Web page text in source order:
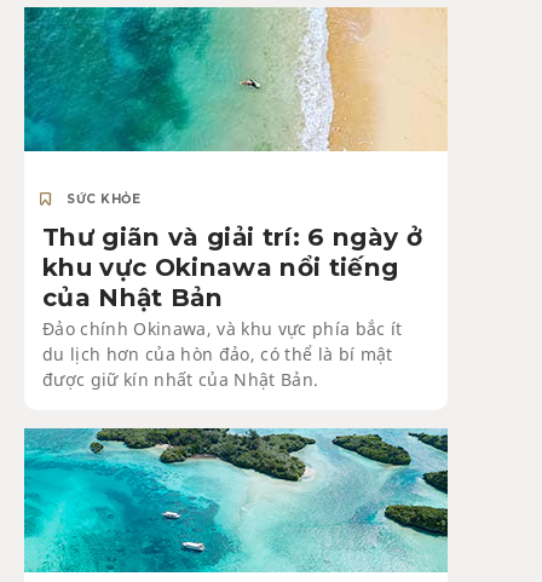
SỨC KHỎE
Thư giãn và giải trí: 6 ngày ở
khu vực Okinawa nổi tiếng
của Nhật Bản
Đảo chính Okinawa, và khu vực phía bắc ít
du lịch hơn của hòn đảo, có thể là bí mật
được giữ kín nhất của Nhật Bản.